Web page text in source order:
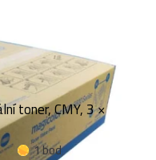
toner, CMY, 3 ×
1 bod